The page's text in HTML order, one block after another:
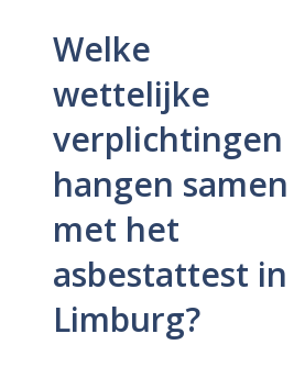
Welke
wettelijke
verplichtingen
hangen samen
met het
asbestattest in
Limburg?